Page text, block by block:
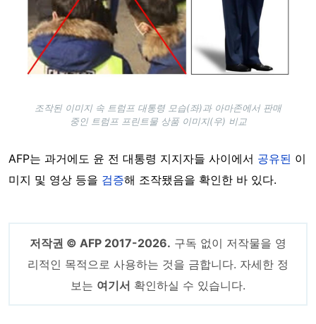
조작된 이미지 속 트럼프 대통령 모습(좌)과 아마존에서 판매
중인 트럼프 프린트물 상품 이미지(우) 비교
AFP는 과거에도 윤 전 대통령 지지자들 사이에서 공유된 이
미지 및 영상 등을 검증해 조작됐음을 확인한 바 있다.
저작권 © AFP 2017-2026. 구독 없이 저작물을 영
리적인 목적으로 사용하는 것을 금합니다. 자세한 정
보는 여기서 확인하실 수 있습니다.